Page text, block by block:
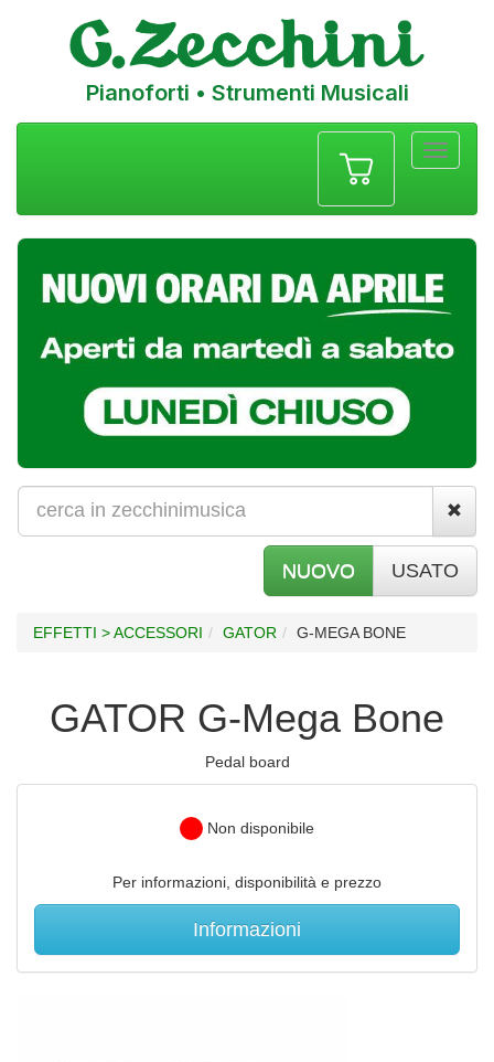
Pianoforti • Strumenti Musicali
NUOVO USATO
EFFETTI > ACCESSORI GATOR G-MEGA BONE
GATOR G-Mega Bone
Pedal board
Non disponibile
Per informazioni, disponibilità e prezzo
Informazioni